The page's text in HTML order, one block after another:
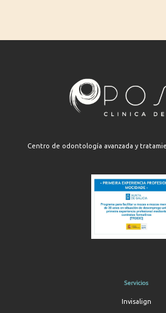
Centro de odontología avanzada y
Servicios
Invisalign